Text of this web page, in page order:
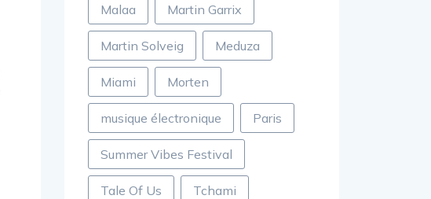
Malaa Martin Garrix
Martin Solveig Meduza
Miami Morten
musique électronique Paris
Summer Vibes Festival
Tale Of Us Tchami